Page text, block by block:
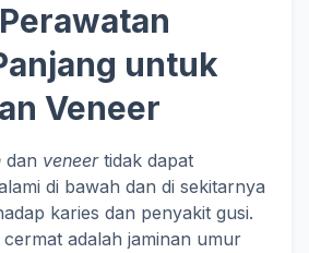
untuk
Veneer
dan veneer tidak dapat
di bawah dan di sekitarnya
karies dan penyakit gusi.
adalah jaminan umur